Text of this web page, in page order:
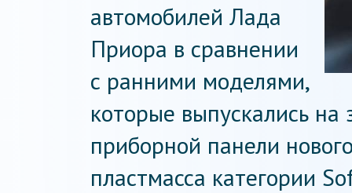
автомобилей Лада
Приора в сравнении
с ранними моделями,
которые выпускались на
приборной панели
пластмасса категории